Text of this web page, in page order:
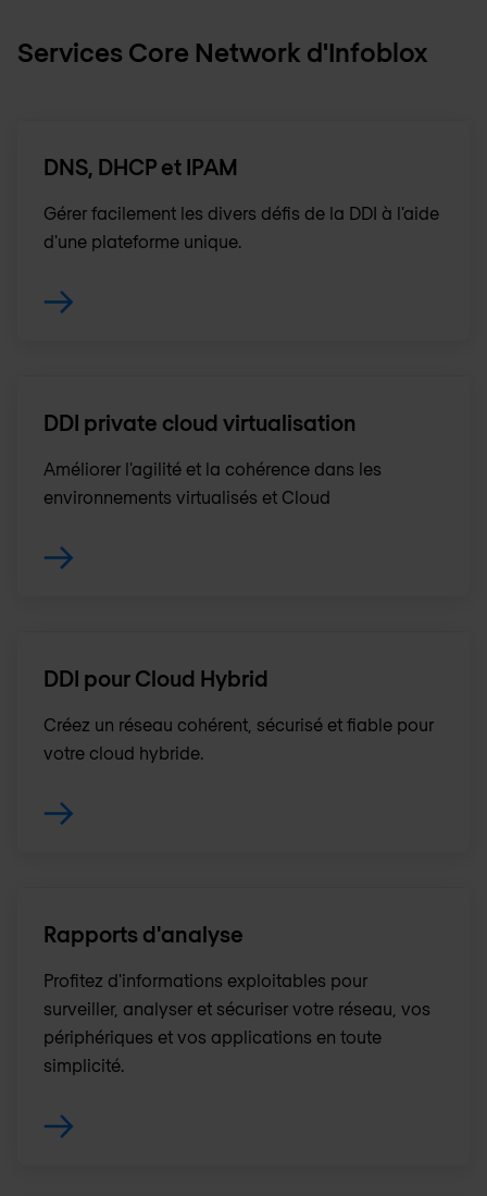
Services Core Network d'Infoblox
DNS, DHCP et IPAM
Gérer facilement les divers défis de la DDI à l'aide
d'une plateforme unique.
DDI private cloud virtualisation
Améliorer l'agilité et la cohérence dans les
environnements virtualisés et Cloud
DDI pour Cloud Hybrid
Créez un réseau cohérent, sécurisé et fiable pour
votre cloud hybride.
Rapports d'analyse
Profitez d'informations exploitables pour
surveiller, analyser et sécuriser votre réseau, vos
périphériques et vos applications en toute
simplicité.